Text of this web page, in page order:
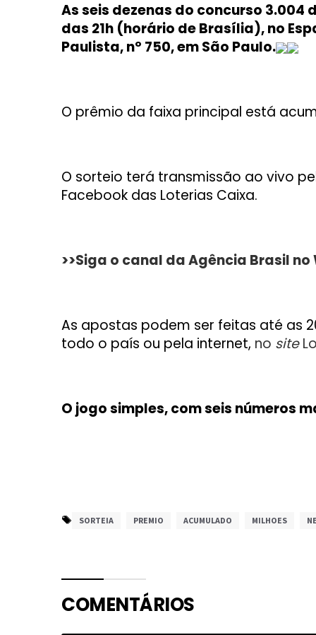
As seis dezenas do concurso
das 21h (horário de Brasília), no
Paulista, nº 750, em São Paulo.
O prêmio da faixa principal está
O sorteio terá transmissão ao vivo
Facebook das Loterias Caixa.
>>Siga o canal da Agência Brasil
As apostas podem ser feitas até as
todo o país ou pela internet, no site
O jogo simples, com seis números
SORTEIA PREMIO ACUMULADO MILHOES
COMENTÁRIOS